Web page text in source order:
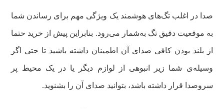
صدا در اغلب تگ‌های هوشمند یک ویژگی مهم برای رساندن شما
به موقعیت دقیق تگ به‌شمار می‌رود. بنابراین پیش از خرید حتما
از بلند بودن کافی صدای آن اطمینان داشته باشید تا حتی اگر
وسیله‌ی شما زیر انبوهی از لوازم دیگر یا در یک محیط پر
سروصدا قرار داشته باشد، بتوانید صدای آن را بشنوید.